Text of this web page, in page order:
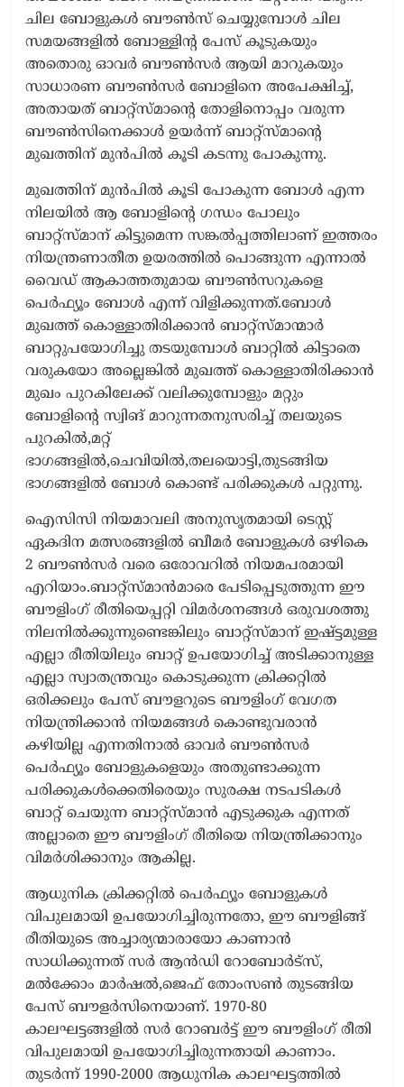
ചില ബോളുകൾ ബൗൺസ് ചെയ്യുമ്പോൾ ചില
സമയങ്ങളിൽ ബോള്ളിന്റ പേസ് കൂടുകയും
അതൊരു ഓവർ ബൗൺസർ ആയി മാറുകയും
സാധാരണ ബൗൺസർ ബോളിനെ അപേക്ഷിച്ച്,
അതായത് ബാറ്റ്സ്മാന്റെ തോളിനൊപ്പം വരുന്ന
ബൗൺസിനെക്കാൾ ഉയർന്ന് ബാറ്റ്‌സ്മാന്റെ
മുഖത്തിന് മുൻപിൽ കൂടി കടന്നു പോകുന്നു.
മുഖത്തിന് മുൻപിൽ കൂടി പോകുന്ന ബോൾ എന്ന
നിലയിൽ ആ ബോളിന്റെ ഗന്ധം പോലും
ബാറ്റ്‌സ്മാന് കിട്ടുമെന്ന സങ്കൽപ്പത്തിലാണ് ഇത്തരം
നിയന്ത്രണാതീത ഉയരത്തിൽ പൊങ്ങുന്ന എന്നാൽ
വൈഡ് ആകാത്തതുമായ ബൗൺസറുകളെ
പെർഫ്യൂം ബോൾ എന്ന് വിളിക്കുന്നത്.ബോൾ
മുഖത്ത് കൊള്ളാതിരിക്കാൻ ബാറ്റ്സ്മാന്മാർ
ബാറ്റുപയോഗിച്ചു തടയുമ്പോൾ ബാറ്റിൽ കിട്ടാതെ
വരുകയോ അല്ലെങ്കിൽ മുഖത്ത് കൊള്ളാതിരിക്കാൻ
മുഖം പുറകിലേക്ക് വലിക്കുമ്പോളും മറ്റും
ബോളിന്റെ സ്വിങ് മാറുന്നതനുസരിച്ച് തലയുടെ
പുറകിൽ,മറ്റ്
ഭാഗങ്ങളിൽ,ചെവിയിൽ,തലയൊട്ടി,തുടങ്ങിയ
ഭാഗങ്ങളിൽ ബോൾ കൊണ്ട് പരിക്കുകൾ പറ്റുന്നു.
ഐസിസി നിയമാവലി അനുസൃതമായി ടെസ്റ്റ്
ഏകദിന മത്സരങ്ങളിൽ ബീമർ ബോളുകൾ ഒഴികെ
2 ബൗൺസർ വരെ ഒരോവറിൽ നിയമപരമായി
എറിയാം.ബാറ്റ്സ്മാൻമാരെ പേടിപ്പെടുത്തുന്ന ഈ
ബൗളിംഗ് രീതിയെപ്പറ്റി വിമർശനങ്ങൾ ഒരുവശത്തു
നിലനിൽക്കുന്നുണ്ടെങ്കിലും ബാറ്റ്‌സ്മാന് ഇഷ്ട്ടമുള്ള
എല്ലാ രീതിയിലും ബാറ്റ് ഉപയോഗിച്ച് അടിക്കാനുള്ള
എല്ലാ സ്വാതന്ത്രവും കൊടുക്കുന്ന ക്രിക്കറ്റിൽ
ഒരിക്കലും പേസ് ബൗളറുടെ ബൗളിംഗ് വേഗത
നിയന്ത്രിക്കാൻ നിയമങ്ങൾ കൊണ്ടുവരാൻ
കഴിയില്ല എന്നതിനാൽ ഓവർ ബൗൺസർ
പെർഫ്യൂം ബോളുകളെയും അതുണ്ടാക്കുന്ന
പരിക്കുകൾക്കെതിരെയും സുരക്ഷ നടപടികൾ
ബാറ്റ് ചെയുന്ന ബാറ്റ്സ്മാൻ എടുക്കുക എന്നത്
അല്ലാതെ ഈ ബൗളിംഗ് രീതിയെ നിയന്ത്രിക്കാനും
വിമർശിക്കാനും ആകില്ല.
ആധുനിക ക്രിക്കറ്റിൽ പെർഫ്യൂം ബോളുകൾ
വിപുലമായി ഉപയോഗിച്ചിരുന്നതോ, ഈ ബൗളിങ്ങ്
രീതിയുടെ അച്ചാര്യന്മാരായോ കാണാൻ
സാധിക്കുന്നത് സർ ആൻഡി റോബോർട്‌സ്,
മൽക്കോം മാർഷൽ,ജെഫ് തോംസൺ തുടങ്ങിയ
പേസ് ബൗളർസിനെയാണ്. 1970-80
കാലഘട്ടങ്ങളിൽ സർ റോബർട്ട് ഈ ബൗളിംഗ് രീതി
വിപുലമായി ഉപയോഗിച്ചിരുന്നതായി കാണാം.
തുടർന്ന് 1990-2000 ആധുനിക കാലഘട്ടത്തിൽ